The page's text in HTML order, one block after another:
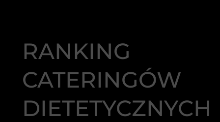
RANKING
CATERINGÓW
DIETETYCZNYCH